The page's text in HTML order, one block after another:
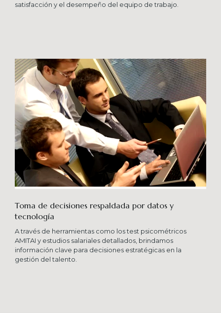
satisfacción y el desempeño del equipo de trabajo.
Toma de decisiones respaldada por datos y
tecnología​
A través de herramientas como los test psicométricos
AMITAI y estudios salariales detallados, brindamos
información clave para decisiones estratégicas en la
gestión del talento.